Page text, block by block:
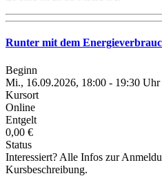
Runter mit dem
Beginn
Mi., 16.09.2026, 18:00 - 19:30 Uhr
Kursort
Online
Entgelt
0,00 €
Status
Interessiert? Alle Infos zur
Kursbeschreibung.